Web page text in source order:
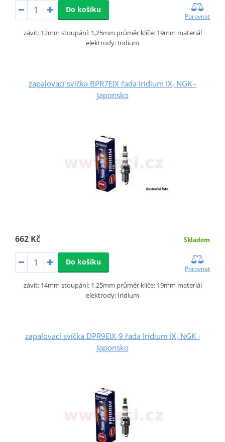
Do košíku
Porovnat
závit: 12mm stoupání: 1,25mm průměr klíče: 19mm materiál
elektrody: Iridium
zapalovací svíčka BPR7EIX řada Iridium IX, NGK -
Japonsko
662 Kč Skladem
Do košíku
Porovnat
závit: 14mm stoupání: 1,25mm průměr klíče: 19mm materiál
elektrody: Iridium
zapalovací svíčka DPR9EIX-9 řada Iridium IX, NGK -
Japonsko